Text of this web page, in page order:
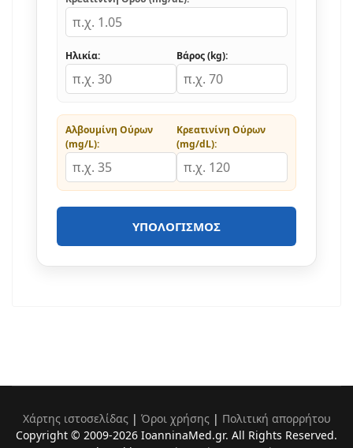
Ηλικία: Βάρος (kg):
Αλβουμίνη Ούρων
(mg/L):
Κρεατινίνη Ούρων
(mg/dL):
ΥΠΟΛΟΓΙΣΜΌΣ
Χάρτης ιστοσελίδας| Όροι χρήσης| Πολιτική απορρήτου
Copyright © 2009-2026 IoanninaMed.gr. All Rights Reserved.